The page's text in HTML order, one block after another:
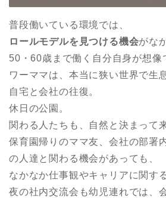
普段働いている環境では、
ロールモデルを見つける機会がな
50・60歳まで働く自分自身が想像
ワーママは、本当に狭い世界で生
自宅と会社の往復。
休日の公園。
関わる人たちも、自然と決まって
保育園帰りのママ友、会社の部署
の人達と関わる機会があっても、
なかなか仕事観やキャリアに関す
夜の社内交流会も幼児連れでは、